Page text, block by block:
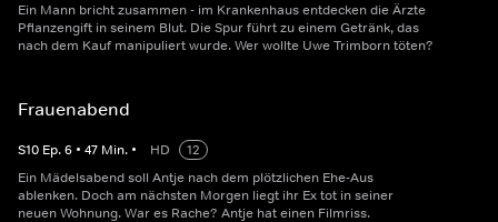
Ein Mann bricht zusammen - im Krankenhaus entdecken die Ärzte
Pflanzengift in seinem Blut. Die Spur führt zu einem Getränk, das
nach dem Kauf manipuliert wurde. Wer wollte Uwe Trimborn töten?
Frauenabend
S10 Ep.6 • 47 Min. • HD
12
Ein Mädelsabend soll Antje nach dem plötzlichen Ehe-Aus
ablenken. Doch am nächsten Morgen liegt ihr Ex tot in seiner
neuen Wohnung. War es Rache? Antje hat einen Filmriss.